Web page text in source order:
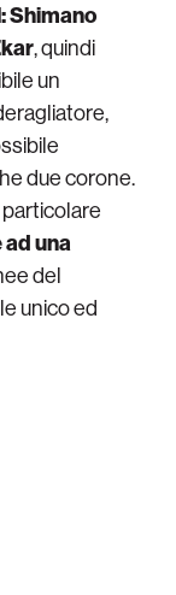
Shimano
, quindi
un
due corone.
una
del
unico ed